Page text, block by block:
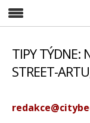
TIPY TÝDNE:
STREET-